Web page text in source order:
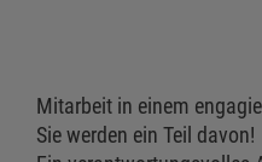
Mitarbeit in einem
Sie werden ein Teil davon!